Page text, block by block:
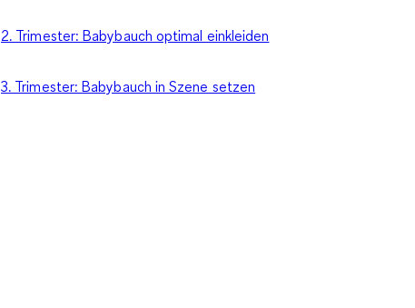
2. Trimester: Babybauch optimal einkleiden
3. Trimester: Babybauch in Szene setzen